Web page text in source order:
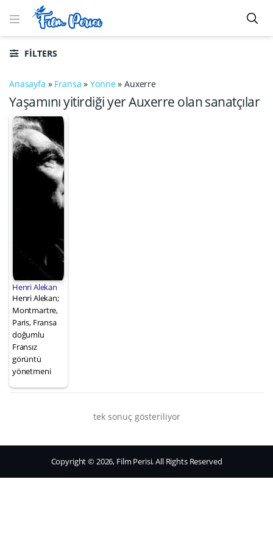
FILTERS
Anasayfa » Fransa »Yonne»Auxerre
Yaşamını yitirdiği yer Auxerre olan sanatçılar
Henri Alekan
Henri Alekan;
Montmartre,
Paris, Fransa
doğumlu
Fransız
görüntü
yönetmeni
tek sonuç gösteriliyor
Copyright © 2026, Film Perisi. All Rights Reserved